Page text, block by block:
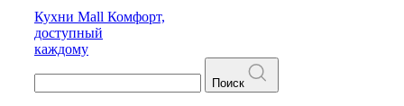
Кухни Mall Комфорт,
доступный
каждому
Поиск